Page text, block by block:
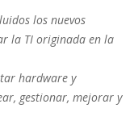
los nuevos
la TI originada en la
hardware y
gestionar, mejorar y